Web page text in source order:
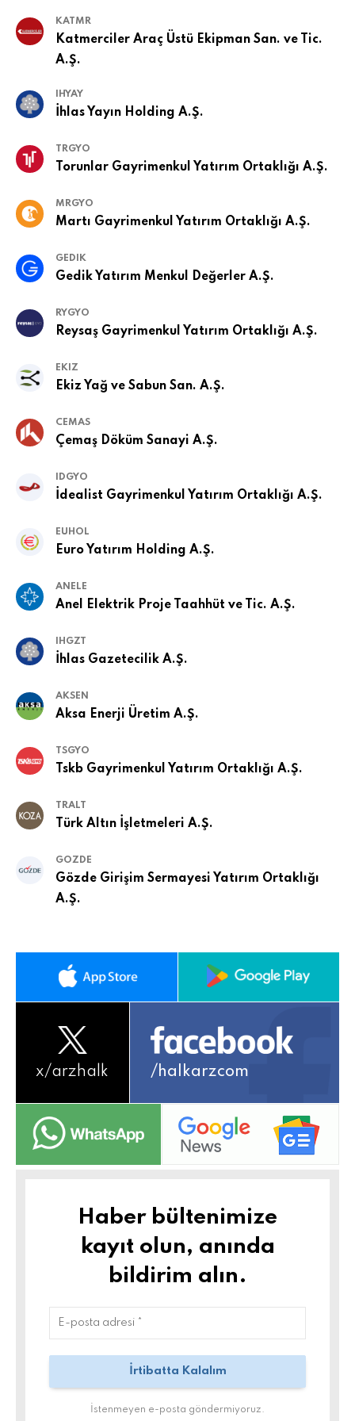
KATMR
Katmerciler Araç Üstü Ekipman San. ve Tic.
A.Ş.
IHYAY
İhlas Yayın Holding A.Ş.
TRGYO
Torunlar Gayrimenkul Yatırım Ortaklığı A.Ş.
MRGYO
Martı Gayrimenkul Yatırım Ortaklığı A.Ş.
GEDIK
Gedik Yatırım Menkul Değerler A.Ş.
RYGYO
Reysaş Gayrimenkul Yatırım Ortaklığı A.Ş.
EKIZ
Ekiz Yağ ve Sabun San. A.Ş.
CEMAS
Çemaş Döküm Sanayi A.Ş.
IDGYO
İdealist Gayrimenkul Yatırım Ortaklığı A.Ş.
EUHOL
Euro Yatırım Holding A.Ş.
ANELE
Anel Elektrik Proje Taahhüt ve Tic. A.Ş.
IHGZT
İhlas Gazetecilik A.Ş.
AKSEN
Aksa Enerji Üretim A.Ş.
TSGYO
Tskb Gayrimenkul Yatırım Ortaklığı A.Ş.
TRALT
Türk Altın İşletmeleri A.Ş.
GOZDE
Gözde Girişim Sermayesi Yatırım Ortaklığı
A.Ş.
x/arzhalk /halkarzcom
Haber bültenimize
kayıt olun, anında
bildirim alın.
İstenmeyen e-posta göndermiyoruz.